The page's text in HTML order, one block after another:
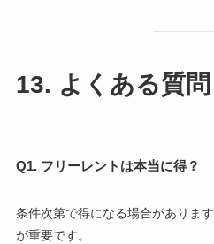
13. よくある質問
Q1. フリーレントは本当に得？
条件次第で得になる場合がありま
が重要です。